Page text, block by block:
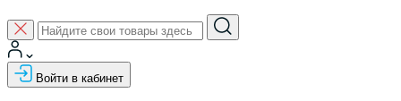
Войти в кабинет